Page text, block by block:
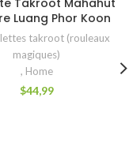
Takroot Mahahut
Luang Phor Koon
takroot (rouleaux
magiques)
, Home
$44,99